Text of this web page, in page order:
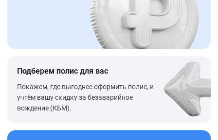
Подберем полис для вас
Покажем, где выгоднее оформить полис, и
учтём вашу скидку за безаварийное
вождение (КБМ).